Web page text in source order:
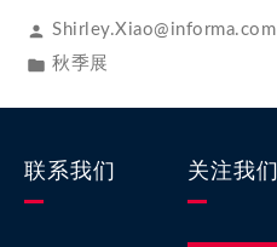
Shirley.Xiao@informa.com
秋季展
联系我们 关注我们